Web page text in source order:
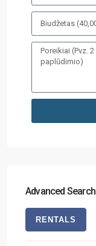
Advanced Search
RENTALS